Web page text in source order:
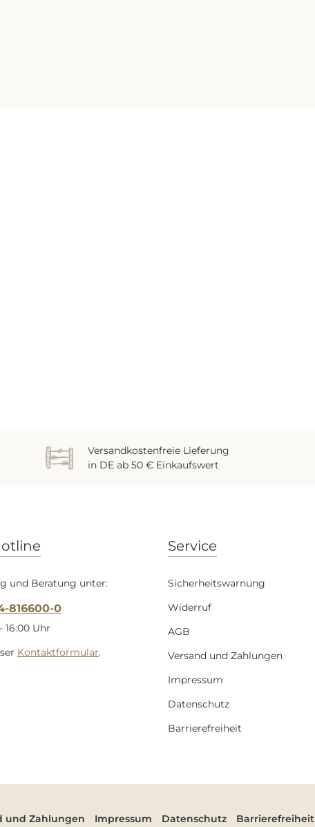
Versandkostenfreie Lieferung
in DE ab 50 € Einkaufswert
und Beratung unter:
816600-0
16:00 Uhr
Kontaktformular.
Service
Sicherheitswarnung
Widerruf
AGB
Versand und Zahlungen
Impressum
Datenschutz
Barrierefreiheit
und Zahlungen Impressum Datenschutz Barrierefreiheit